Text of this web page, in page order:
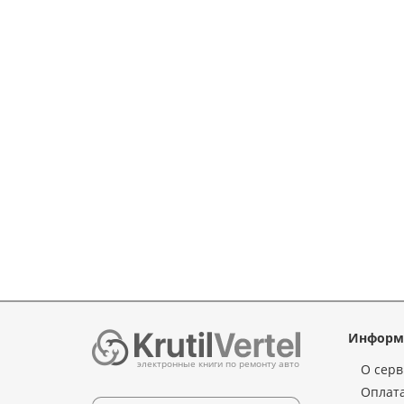
электронные книги по ремонту авто
О